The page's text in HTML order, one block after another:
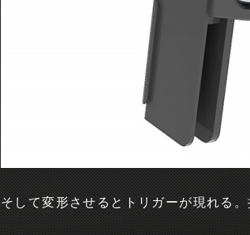
そして変形させるとトリガーが現れる